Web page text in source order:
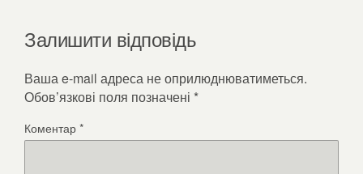
Залишити відповідь
Ваша e-mail адреса не оприлюднюватиметься.
Обов’язкові поля позначені *
Коментар*